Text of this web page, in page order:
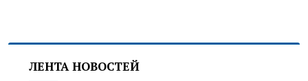
ЛЕНТА НОВОСТЕЙ